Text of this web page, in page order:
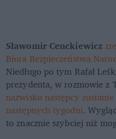
Sławomir Cenckiewicz
Biura Bezpieczeństwa
Niedługo po tym Rafał
nazwisko następcy
następnych tygodni.
to znacznie szybciej niż